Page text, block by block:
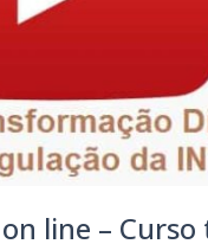
line –